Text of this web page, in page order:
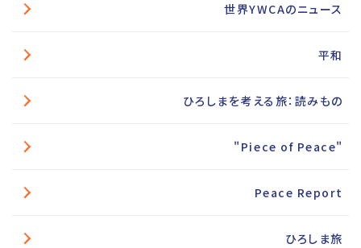
世界YWCAのニュース
平和
ひろしまを考える旅：読みもの
"Piece of Peace"
Peace Report
ひろしま旅